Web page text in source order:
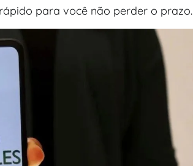
para você não perder o prazo.